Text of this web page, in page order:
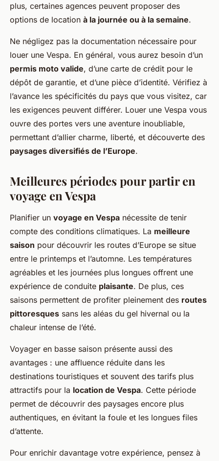
plus, certaines agences peuvent proposer des
options de location à la journée ou à la semaine.
Ne négligez pas la documentation nécessaire pour
louer une Vespa. En général, vous aurez besoin d’un
permis moto valide, d’une carte de crédit pour le
dépôt de garantie, et d’une pièce d’identité. Vérifiez à
l’avance les spécificités du pays que vous visitez, car
les exigences peuvent différer. Louer une Vespa vous
ouvre des portes vers une aventure inoubliable,
permettant d’allier charme, liberté, et découverte des
paysages diversifiés de l’Europe.
Meilleures périodes pour partir en
voyage en Vespa
Planifier un voyage en Vespa nécessite de tenir
compte des conditions climatiques. La meilleure
saison pour découvrir les routes d’Europe se situe
entre le printemps et l’automne. Les températures
agréables et les journées plus longues offrent une
expérience de conduite plaisante. De plus, ces
saisons permettent de profiter pleinement des routes
pittoresques sans les aléas du gel hivernal ou la
chaleur intense de l’été.
Voyager en basse saison présente aussi des
avantages : une affluence réduite dans les
destinations touristiques et souvent des tarifs plus
attractifs pour la location de Vespa. Cette période
permet de découvrir des paysages encore plus
authentiques, en évitant la foule et les longues files
d’attente.
Pour enrichir davantage votre expérience, pensez à